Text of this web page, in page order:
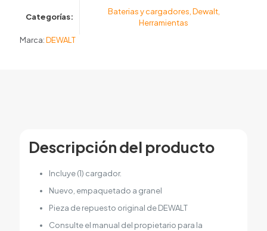
Categorías:
Baterias y cargadores Dewalt,
Herramientas
Marca:DEWALT
Descripción del producto
Incluye (1) cargador.
Nuevo, empaquetado a granel
Pieza de repuesto original de DEWALT
Consulte el manual del propietario para la